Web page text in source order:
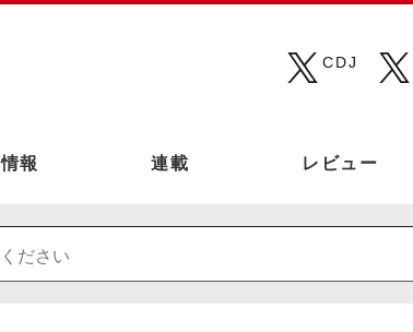
CDJ
報 連載 レビュー